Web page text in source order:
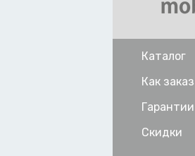
Каталог
Как
Гарантии
Скидки